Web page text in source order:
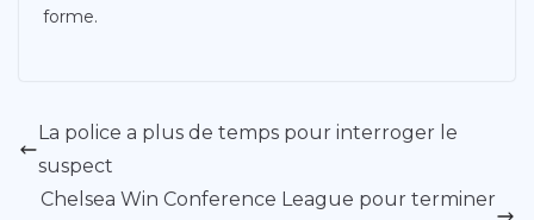
forme.
La police a plus de temps pour interroger le
suspect
Chelsea Win Conference League pour terminer